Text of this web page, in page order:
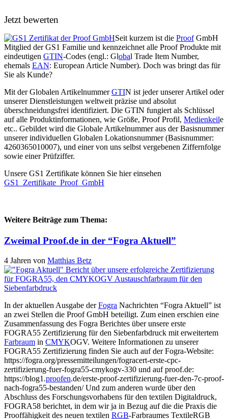
Jetzt bewerten
Seit kurzem ist die ProofGmbH
Mitglied der GS1 Familie und kennzeichnet alle Proof Produkte mit
eindeutigen GTIN-Codes (engl.: Global Trade Item Number,
ehemals EAN: European Article Number). Doch was bringt das für
Sie als Kunde?
Mit der Globalen ArtikelnummerGTIN ist jeder unserer Artikel oder
unserer Dienstleistungen weltweit präzise und absolut
überschneidungsfrei identifiziert. Die GTIN fungiert als Schlüssel
auf alle Produktinformationen, wie Größe, Proof Profil, Medienkeile
etc.. Gebildet wird die Globale Artikelnummer aus der Basisnummer
unserer individuellen Globalen Lokationsnummer (Basisnummer:
4260365010007), und einer von uns selbst vergebenen Ziffernfolge
sowie einer Prüfziffer.
Unsere GS1 Zertifikate können Sie hier einsehen
GS1_Zertifikate_Proof_GmbH
Weitere Beiträge zum Thema:
Zweimal Proof.de in der “Fogra Aktuell”
4 Jahren von Matthias Betz
In der aktuellen Ausgabe derFogra Nachrichten “Fogra Aktuell” ist
an zwei Stellen die Proof GmbH beteiligt. Zum einen erschien eine
Zusammenfassung des Fogra Berichtes über unsere erste
FOGRA55 Zertifizierung für den Siebenfarbdruck mit erweitertem
Farbraum in CMYKOGV. Weitere Informationen zu unserer
FOGRA55 Zertifizierung finden Sie auch auf der Fogra-Website:
https://fogra.org/pressemitteilungen/fogracert-erste-cpc-
zertifizierung-fuer-fogra55-cmykogv-330 und auf proof.de:
https://blog1.proofen.de/erste-proof-zertifizierung-fuer-den-7c-proof-
nach-fogra55-bestanden/ Und zum anderen wurde über den
Abschluss des Forschungsvorhabens für den textilen Digitaldruck,
FOGRA58 berichtet, in dem wir ja in Bezug auf die die Praxis die
Prooffähigkeit des neuen textilen RGB-Farbraumes TextileRGB